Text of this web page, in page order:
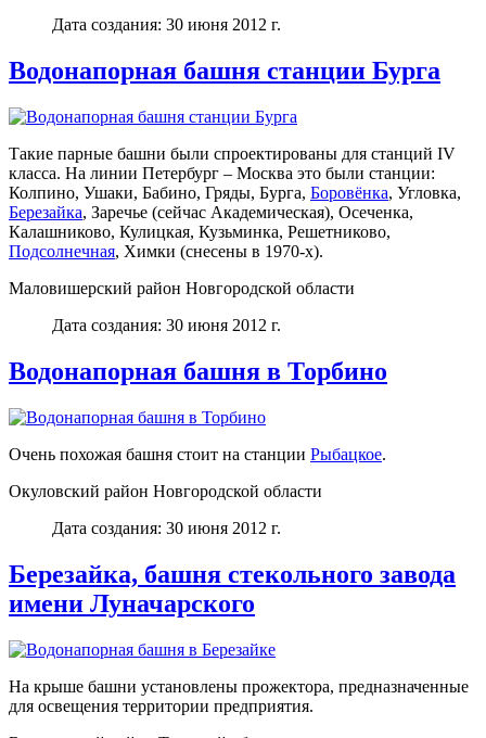
Дата создания: 30 июня 2012 г.
Водонапорная башня станции Бурга
Такие парные башни были спроектированы для станций IV
класса. На линии Петербург – Москва это были станции:
Колпино, Ушаки, Бабино, Гряды, Бурга, Боровёнка, Угловка,
Березайка, Заречье (сейчас Академическая), Осеченка,
Калашниково, Кулицкая, Кузьминка, Решетниково,
Подсолнечная, Химки (снесены в 1970-х).
Маловишерский район Новгородской области
Дата создания: 30 июня 2012 г.
Водонапорная башня в Торбино
Очень похожая башня стоит на станции Рыбацкое.
Окуловский район Новгородской области
Дата создания: 30 июня 2012 г.
Березайка, башня стекольного завода
имени Луначарского
На крыше башни установлены прожектора, предназначенные
для освещения территории предприятия.